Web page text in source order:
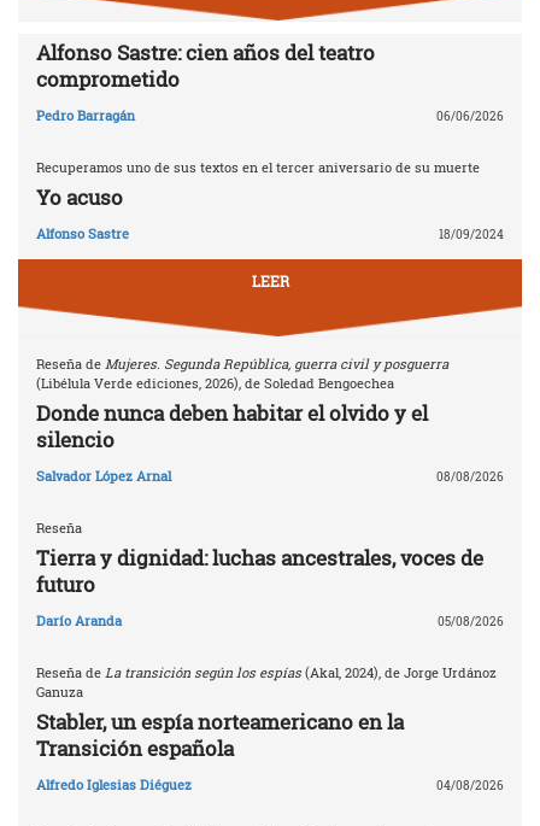
Alfonso Sastre: cien años del teatro
comprometido
Pedro Barragán 06/06/2026
Recuperamos uno de sus textos en el tercer aniversario de su muerte
Yo acuso
Alfonso Sastre 18/09/2024
LEER
Reseña de Mujeres. Segunda República, guerra civil y posguerra
(Libélula Verde ediciones, 2026), de Soledad Bengoechea
Donde nunca deben habitar el olvido y el
silencio
Salvador López Arnal 08/08/2026
Reseña
Tierra y dignidad: luchas ancestrales, voces de
futuro
Darío Aranda 05/08/2026
Reseña de La transición según los espías (Akal, 2024), de Jorge Urdánoz
Ganuza
Stabler, un espía norteamericano en la
Transición española
Alfredo Iglesias Diéguez 04/08/2026